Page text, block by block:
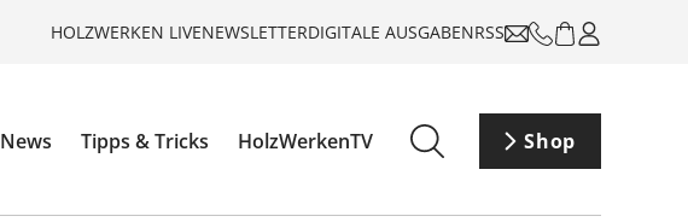
HOLZWERKEN LIVENEWSLETTERDIGITALE AUSGABENRSS
News Tipps & Tricks HolzWerkenTV Shop